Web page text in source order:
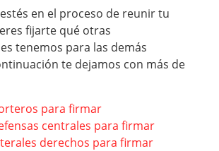
en el proceso de reunir tu
fijarte qué otras
tenemos para las demás
te dejamos con más de
para firmar
centrales para firmar
derechos para firmar